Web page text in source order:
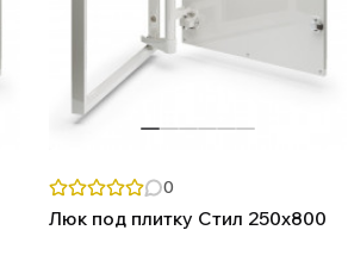
0
Люк под плитку Стил 250х800